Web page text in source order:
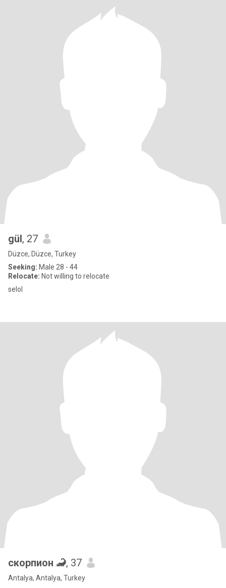
gül, 27
Düzce, Düzce, Turkey
Seeking: Male 28 - 44
Relocate: Not willing to relocate
selol
скорпион 🦂, 37
Antalya, Antalya, Turkey